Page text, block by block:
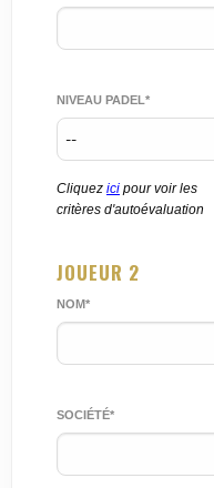
NIVEAU PADEL*
Cliquez ici pour voir les
critères d'autoévaluation
JOUEUR 2
NOM*
SOCIÉTÉ*